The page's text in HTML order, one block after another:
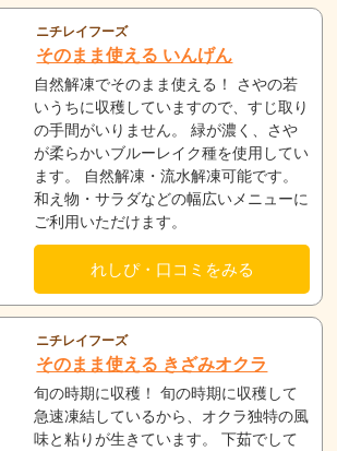
ニチレイフーズ
そのまま使える いんげん
自然解凍でそのまま使える！ さやの若
いうちに収穫していますので、すじ取り
の手間がいりません。 緑が濃く、さや
が柔らかいブルーレイク種を使用してい
ます。 自然解凍・流水解凍可能です。
和え物・サラダなどの幅広いメニューに
ご利用いただけます。
れしぴ・口コミをみる
ニチレイフーズ
そのまま使える きざみオクラ
旬の時期に収穫！ 旬の時期に収穫して
急速凍結しているから、オクラ独特の風
味と粘りが生きています。 下茹でして